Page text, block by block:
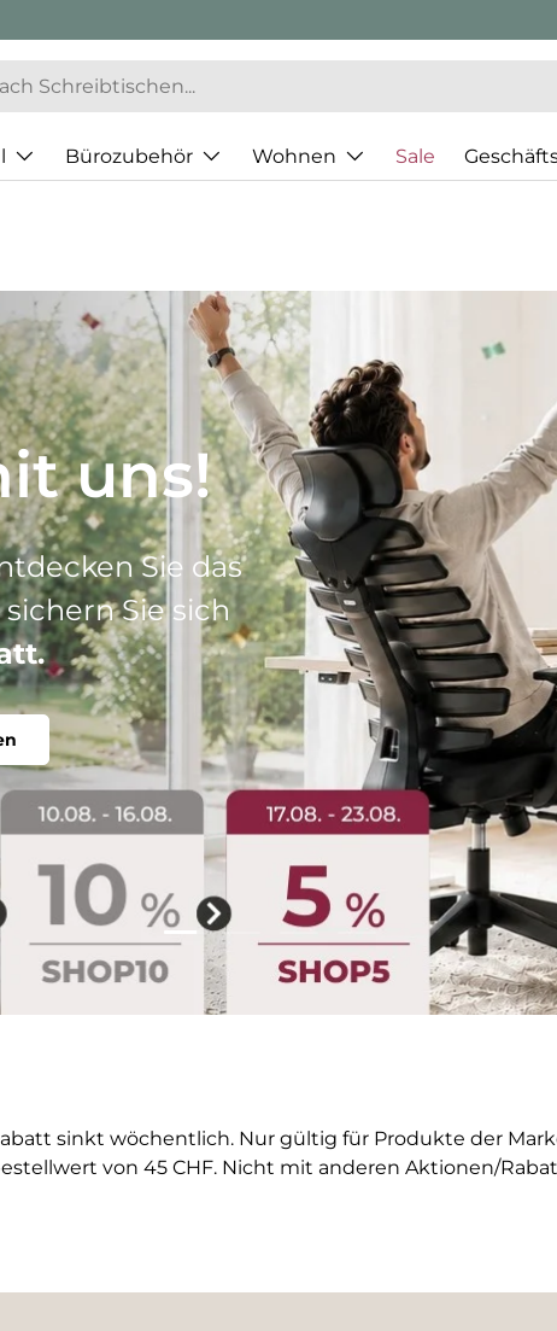
Bürozubehör Wohnen Sale
Ihr perfekter
individuell.
Folie laden 1 von 4
Folie laden 2 von 4
Folie laden 3 von 4
Folie laden 4 von 4
sinkt wöchentlich. Nur gültig für Produkte der
von 45 CHF. Nicht mit anderen Aktionen/